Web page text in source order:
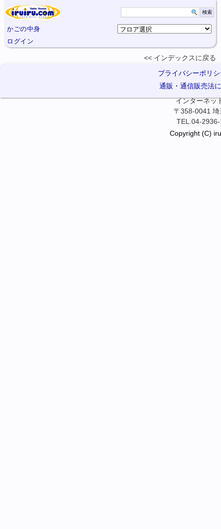
かごの中身
ログイン
インデックスに 戻る
プライバシーポリ
通販・通信販売法
インターネッ
〒358-0041
TEL.04-
Copyright (C)